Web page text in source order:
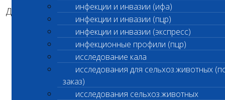
инфекции и инвазии (ифа)
инфекции и инвазии (пцр)
инфекции и инвазии (экспресс)
инфекционные профили (пцр)
исследование кала
исследования для сельхоз.животных
заказ)
исследования сельхоз.животных
Для проведения процедур взятия биоматериала
на не срочные исследования просим
обращаться к сотрудникам ветеринарного
центра "Акелла"
Для выполнения срочных анализов
рекомендуем обращаться в ближайший
круглосуточный офис по адресу: